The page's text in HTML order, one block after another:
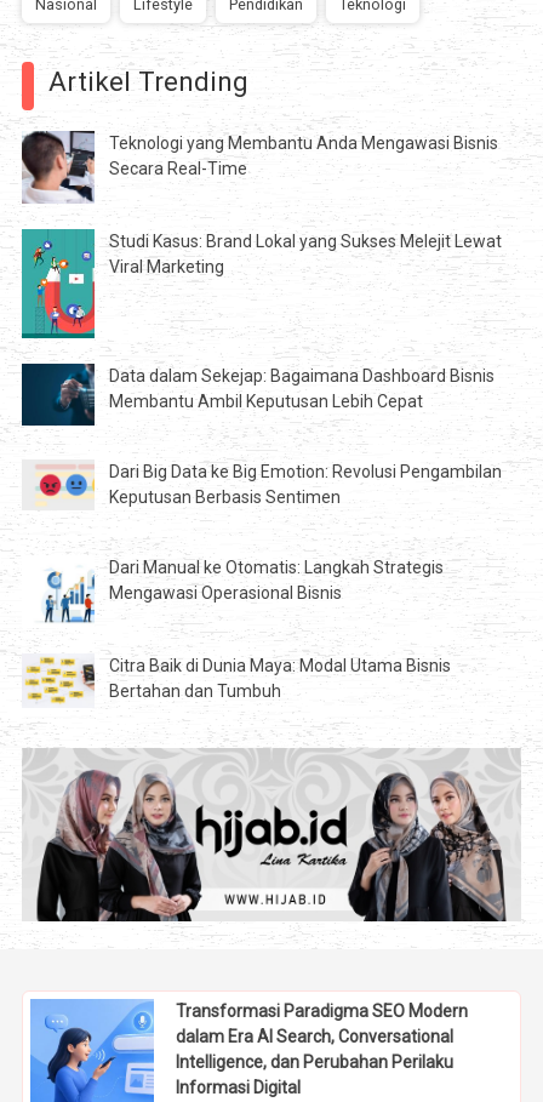
Nasional Lifestyle Pendidikan Teknologi
Artikel Trending
Teknologi yang Membantu Anda Mengawasi Bisnis
Secara Real-Time
Studi Kasus: Brand Lokal yang Sukses Melejit Lewat
Viral Marketing
Data dalam Sekejap: Bagaimana Dashboard Bisnis
Membantu Ambil Keputusan Lebih Cepat
Dari Big Data ke Big Emotion: Revolusi Pengambilan
Keputusan Berbasis Sentimen
Dari Manual ke Otomatis: Langkah Strategis
Mengawasi Operasional Bisnis
Citra Baik di Dunia Maya: Modal Utama Bisnis
Bertahan dan Tumbuh
Transformasi Paradigma SEO Modern
dalam Era AI Search, Conversational
Intelligence, dan Perubahan Perilaku
Informasi Digital